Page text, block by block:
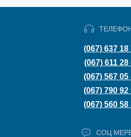
(067) 637 18
(067) 611 28
(067) 567 05
(067) 790 92
(067) 560 58
СОЦ